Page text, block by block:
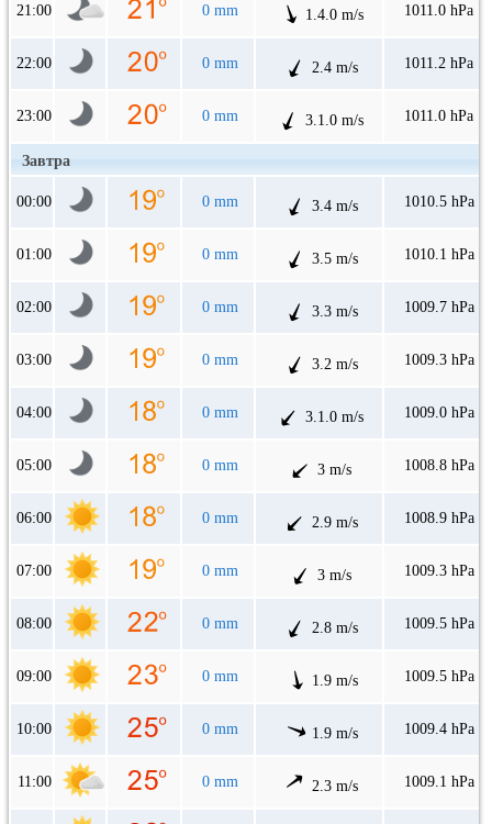
21:00 0 mm 1.4.0 m/s 1011.0 hPa
22:00 0 mm 2.4 m/s 1011.2 hPa
23:00 0 mm 3.1.0 m/s 1011.0 hPa
Завтра
00:00 0 mm 3.4 m/s 1010.5 hPa
01:00 0 mm 3.5 m/s 1010.1 hPa
02:00 0 mm 3.3 m/s 1009.7 hPa
03:00 0 mm 3.2 m/s 1009.3 hPa
04:00 0 mm 3.1.0 m/s 1009.0 hPa
05:00 0 mm 3 m/s 1008.8 hPa
06:00 0 mm 2.9 m/s 1008.9 hPa
07:00 0 mm 3 m/s 1009.3 hPa
08:00 0 mm 2.8 m/s 1009.5 hPa
09:00 0 mm 1.9 m/s 1009.5 hPa
10:00 0 mm 1.9 m/s 1009.4 hPa
11:00 0 mm 2.3 m/s 1009.1 hPa